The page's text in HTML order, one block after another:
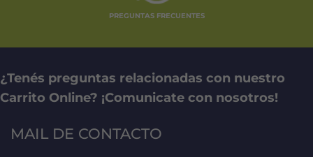
PREGUNTAS FRECUENTES
¿Tenés preguntas relacionadas con nuestro
Carrito Online? ¡Comunicate con nosotros!
MAIL DE CONTACTO